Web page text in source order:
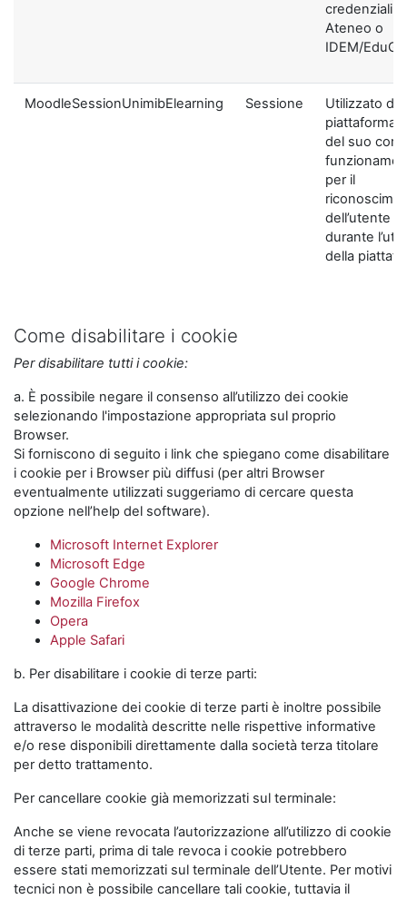
credenziali di
Ateneo o
IDEM/
MoodleSessionUnimibElearning Sessione
Utilizzato
piattaforma
del suo
per il
dell’utente
durante
della
Come disabilitare i cookie
Per disabilitare tutti i cookie:
a. È possibile negare il consenso all’utilizzo dei cookie
selezionando l'impostazione appropriata sul proprio
Browser.
Si forniscono di seguito i link che spiegano come disabilitare
i cookie per i Browser più diffusi (per altri Browser
eventualmente utilizzati suggeriamo di cercare questa
opzione nell’help del software).
Microsoft Internet Explorer
Microsoft Edge
Google Chrome
Mozilla Firefox
Opera
Apple Safari
b. Per disabilitare i cookie di terze parti:
La disattivazione dei cookie di terze parti è inoltre possibile
attraverso le modalità descritte nelle rispettive informative
e/o rese disponibili direttamente dalla società terza titolare
per detto trattamento.
Per cancellare cookie già memorizzati sul terminale:
Anche se viene revocata l’autorizzazione all’utilizzo di cookie
di terze parti, prima di tale revoca i cookie potrebbero
essere stati memorizzati sul terminale dell’Utente. Per motivi
tecnici non è possibile cancellare tali cookie, tuttavia il